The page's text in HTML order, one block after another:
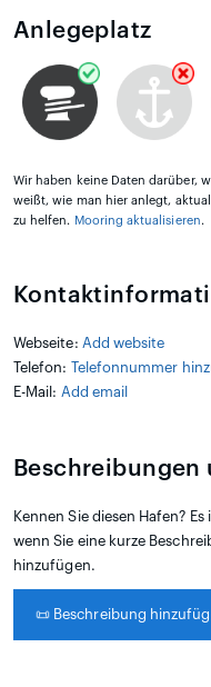
Anlegeplatz
Wir haben keine Daten darüber,
weißt, wie man hier anlegt,
zu helfen. Mooring aktualisieren.
Webseite: Add website
Telefon:
Telefonnummer
E-Mail: Add email
Beschreibungen
Kennen Sie diesen Hafen?
wenn Sie eine kurze
hinzufügen.
📜 Beschreibung